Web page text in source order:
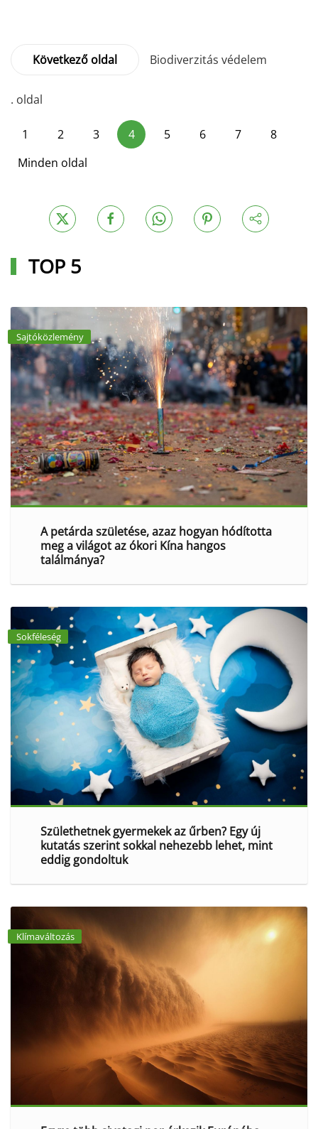
Következő oldal Biodiverzitás védelem
. oldal
1 2 3 4 5 6 7
8
Minden oldal
TOP 5
Sajtóközlemény
A petárda születése, azaz hogyan hódította
meg a világot az ókori Kína hangos
találmánya?
Sokféleség
Születhetnek gyermekek az űrben? Egy új
kutatás szerint sokkal nehezebb lehet, mint
eddig gondoltuk
Klímaváltozás